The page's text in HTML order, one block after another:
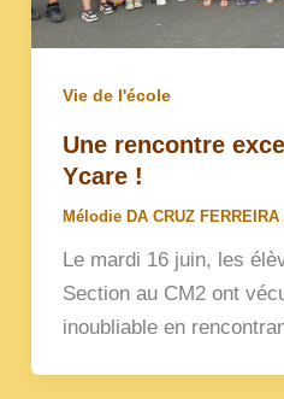
Vie de l'école
Une rencontre
Ycare !
Mélodie DA CRUZ FERREIRA
Le mardi 16 juin, les
Section au CM2 ont
inoubliable en